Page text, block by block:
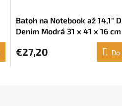
Batoh na Notebook až 14,1"
Denim Modrá 31 x 41 x 16 cm
€27,20 Do